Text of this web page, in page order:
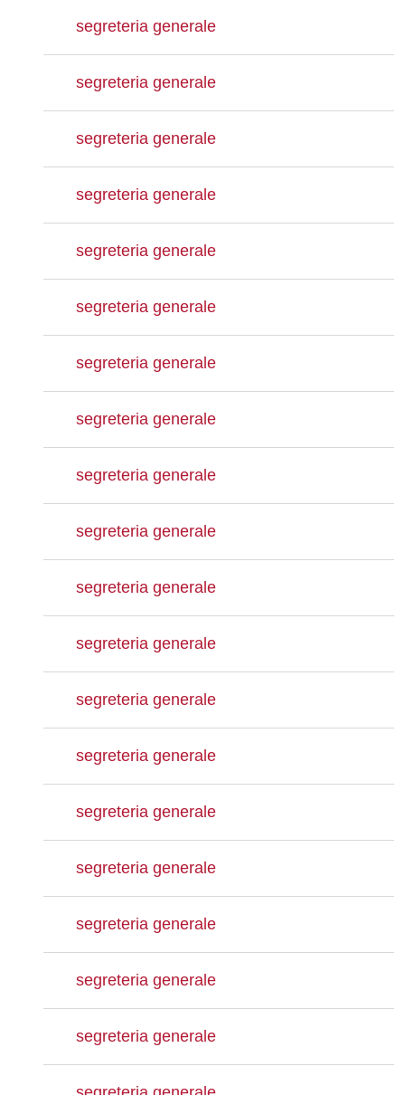
segreteria generale
segreteria generale
segreteria generale
segreteria generale
segreteria generale
segreteria generale
segreteria generale
segreteria generale
segreteria generale
segreteria generale
segreteria generale
segreteria generale
segreteria generale
segreteria generale
segreteria generale
segreteria generale
segreteria generale
segreteria generale
segreteria generale